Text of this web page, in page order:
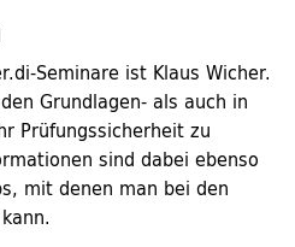
Seminare ist Klaus Wicher.
Grundlagen- als auch in
Prüfungssicherheit zu
sind dabei ebenso
mit denen man bei den